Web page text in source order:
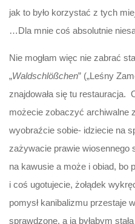
jak to było korzystać z tych
…Dla mnie coś absolutnie
Nie mogłam więc nie zabrać
„Waldschlößchen” („Leśny
znajdowała się tu restauracja.
możecie zobaczyć archiwalne
wyobraźcie sobie- idziecie na
zażywacie prawie wiosennego
na kawusie a może i obiad, bo
i coś ugotujecie, żołądek
pomysł kanibalizmu przestaje
sprawdzone, a ja byłabym